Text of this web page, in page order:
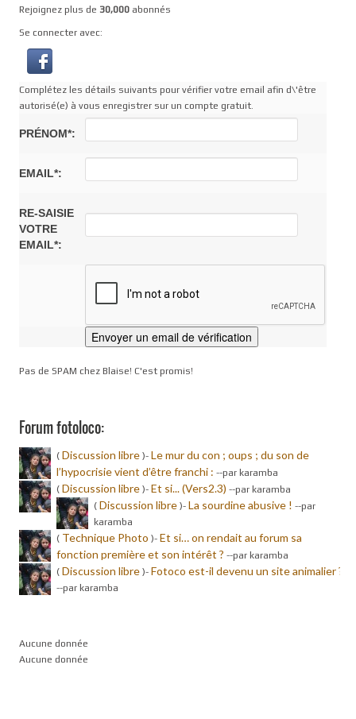
Rejoignez plus de 30,000 abonnés
Se connecter avec:
Complétez les détails suivants pour vérifier votre email afin d\'être
autorisé(e) à vous enregistrer sur un compte gratuit.
PRÉNOM*:
EMAIL*:
RE-SAISIE
VOTRE
EMAIL*:
Pas de SPAM chez Blaise! C'est promis!
Forum fotoloco:
( Discussion libre )- Le mur du con ; oups ; du son de
l’hypocrisie vient d’être franchi : --par karamba
( Discussion libre )- Et si... (Vers2.3) --par karamba
( Discussion libre )- La sourdine abusive ! --par
karamba
( Technique Photo )- Et si… on rendait au forum sa
fonction première et son intérêt ? --par karamba
( Discussion libre )- Fotoco est-il devenu un site animalier ?
--par karamba
Aucune donnée
Aucune donnée